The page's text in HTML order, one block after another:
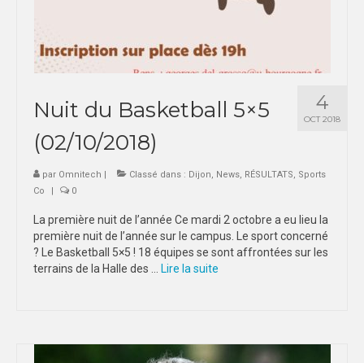
4
OCT 2018
Nuit du Basketball 5×5
(02/10/2018)
par Omnitech Classé dans : Dijon, News, RÉSULTATS, Sports
Co
0
La première nuit de l’année Ce mardi 2 octobre a eu lieu la
première nuit de l’année sur le campus. Le sport concerné
? Le Basketball 5×5 ! 18 équipes se sont affrontées sur les
terrains de la Halle des … Lire la suite­­